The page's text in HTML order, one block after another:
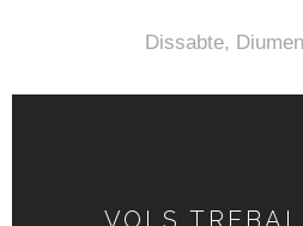
Dissabte,
VOLS